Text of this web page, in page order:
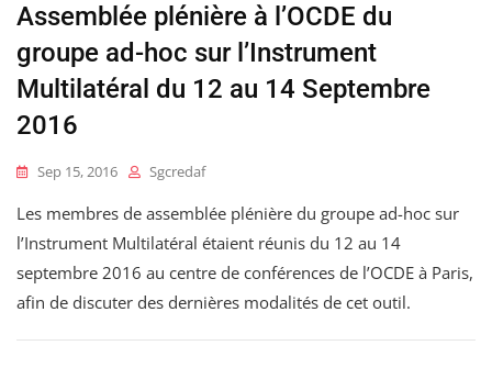
Assemblée plénière à l’OCDE du
groupe ad-hoc sur l’Instrument
Multilatéral du 12 au 14 Septembre
2016
Sep 15, 2016 Sgcredaf
Les membres de assemblée plénière du groupe ad-hoc sur
l’Instrument Multilatéral étaient réunis du 12 au 14
septembre 2016 au centre de conférences de l’OCDE à Paris,
afin de discuter des dernières modalités de cet outil.